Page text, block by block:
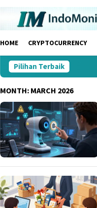
HOME CRYPTOCURRENCY
Pilihan Terbaik
MONTH: MARCH 2026